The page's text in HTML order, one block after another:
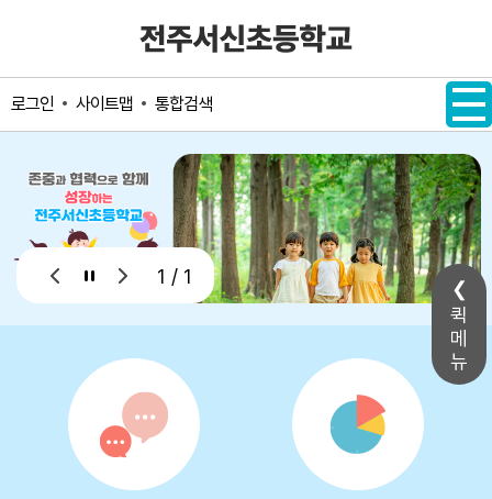
퀵
메
뉴
로그인 사이트맵 통합검색
1 / 1